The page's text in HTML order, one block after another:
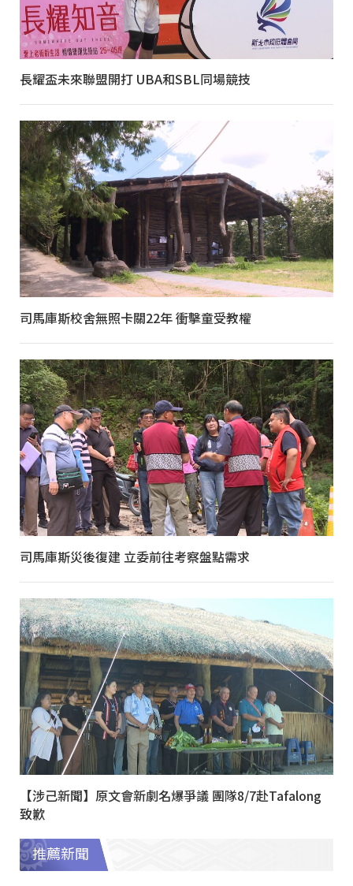
長耀盃未來聯盟開打 UBA和SBL同場競技
司馬庫斯校舍無照卡關22年 衝擊童受教權
司馬庫斯災後復建 立委前往考察盤點需求
【涉己新聞】原文會新劇名爆爭議 團隊8/7赴Tafalong
致歉
推薦新聞